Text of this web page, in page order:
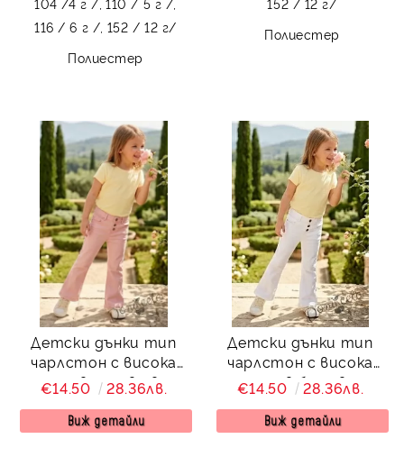
116 / 6 г /, 152 / 12 г/
Полиестер
Полиестер
Детски дънки тип
чарлстон с висока
талия в розов цвят
€14.50 28.36лв.
Виж детайли
Детски дънки тип
чарлстон с висока
талия в бял цвят
€14.50 28.36лв.
Виж детайли